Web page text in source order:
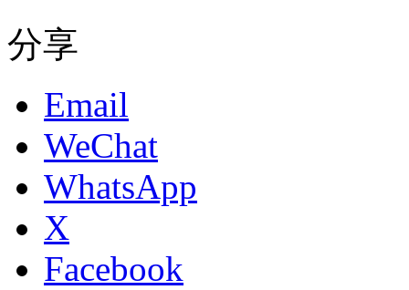
分享
Email
WeChat
WhatsApp
X
Facebook